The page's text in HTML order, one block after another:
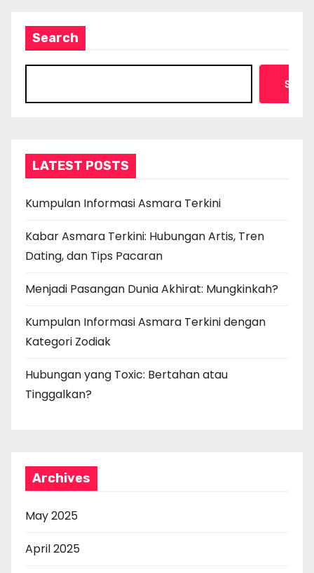
Search
LATEST POSTS
Kumpulan Informasi Asmara Terkini
Kabar Asmara Terkini: Hubungan Artis, Tren
Dating, dan Tips Pacaran
Menjadi Pasangan Dunia Akhirat: Mungkinkah?
Kumpulan Informasi Asmara Terkini dengan
Kategori Zodiak
Hubungan yang Toxic: Bertahan atau
Tinggalkan?
Archives
May 2025
April 2025